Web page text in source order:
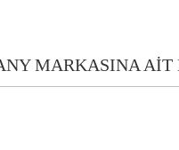
MARKASINA